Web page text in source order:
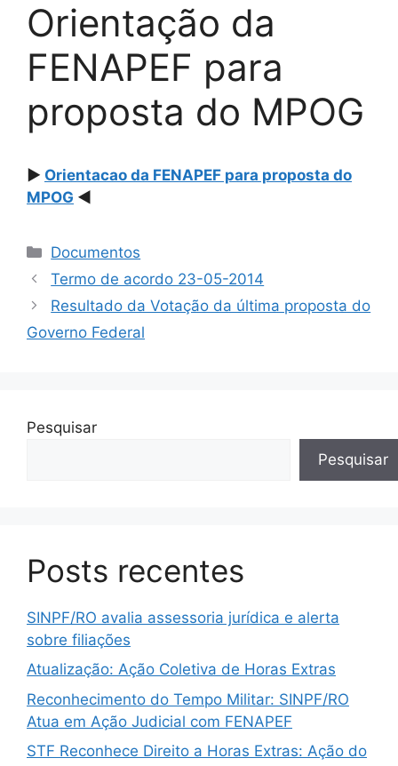
Orientação da
FENAPEF para
proposta do MPOG
► Orientacao da FENAPEF para proposta do
MPOG ◄
Categorias
Documentos
Termo de acordo 23-05-2014
Resultado da Votação da última proposta do
Governo Federal
Pesquisar
Pesquisar
Posts recentes
SINPF/RO avalia assessoria jurídica e alerta
sobre filiações
Atualização: Ação Coletiva de Horas Extras
Reconhecimento do Tempo Militar: SINPF/RO
Atua em Ação Judicial com FENAPEF
STF Reconhece Direito a Horas Extras: Ação do